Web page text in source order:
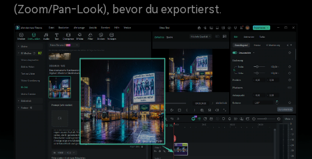
(Zoom/Pan‑Look), bevor du exportierst.